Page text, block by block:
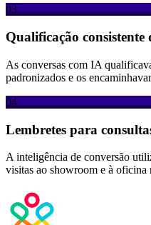
03
Qualificação consistente
As conversas com IA
padronizados e os
04
Lembretes para
A inteligência de conversão
visitas ao showroom e à oficina